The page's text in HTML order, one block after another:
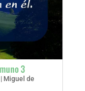
3
Miguel de